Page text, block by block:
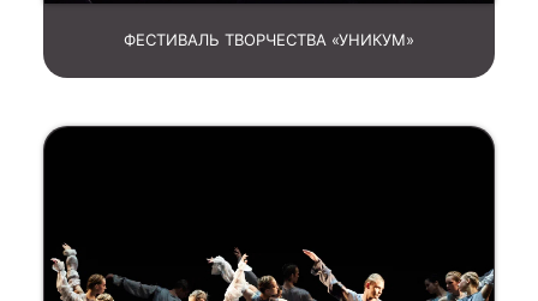
ФЕСТИВАЛЬ ТВОРЧЕСТВА «УНИКУМ»